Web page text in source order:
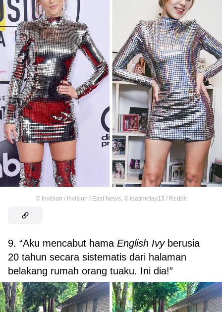
© Invision / Invision / East News, © teatimetay13 / Reddit
9. “Aku mencabut hama English Ivyberusia
20 tahun secara sistematis dari halaman
belakang rumah orang tuaku. Ini dia!”